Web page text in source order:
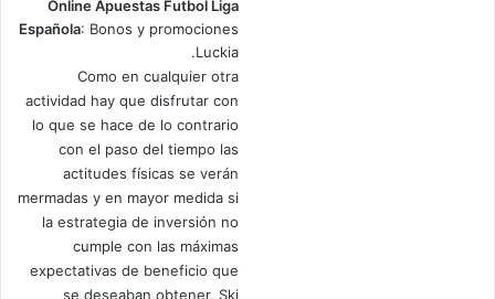
Online Apuestas Futbol Liga
Española: Bonos y promociones
Luckia.
Como en cualquier otra
actividad hay que disfrutar con
lo que se hace de lo contrario
con el paso del tiempo las
actitudes físicas se verán
mermadas y en mayor medida si
la estrategia de inversión no
cumple con las máximas
expectativas de beneficio que
se deseaban obtener, Ski